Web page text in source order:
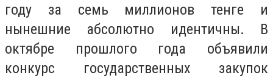
году за семь миллионов тенге и
нынешние абсолютно идентичны. В
октябре прошлого года объявили
конкурс государственных закупок